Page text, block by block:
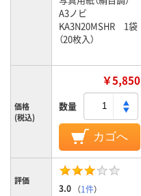
A3ノビ
KA3N20MSHR 1袋
（20枚入）
価格
(税込)
￥5,850
数量
カゴへ
評価
3.0 （1件）